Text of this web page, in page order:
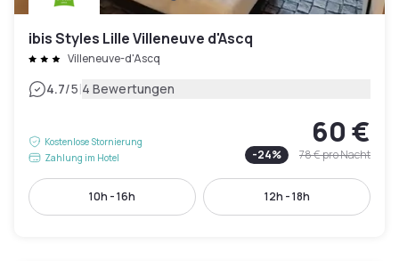
ibis Styles Lille Villeneuve d'Ascq
Villeneuve-d'Ascq
4.7/5|4 Bewertungen
Kostenlose Stornierung
Zahlung im Hotel
60 €
-24% 78 €pro Nacht
10h - 16h 12h - 18h